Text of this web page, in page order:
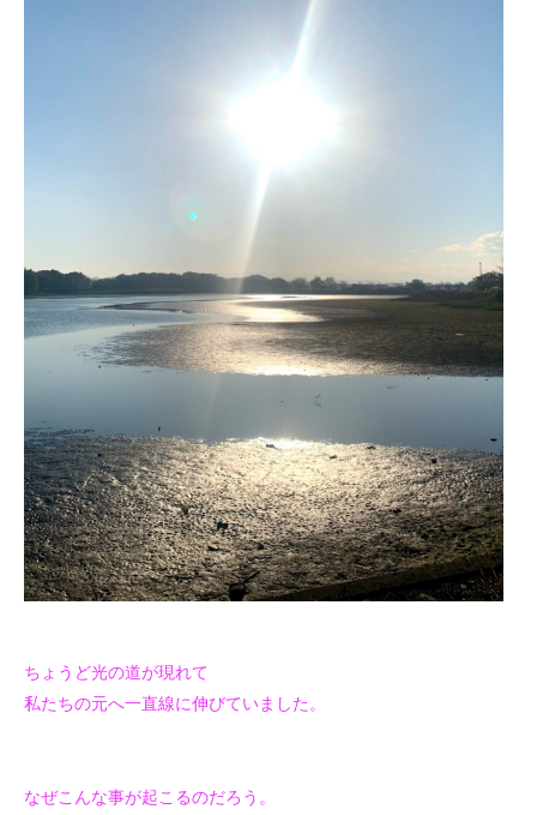
ちょうど光の道が現れて
私たちの元へ一直線に伸びていました。
なぜこんな事が起こるのだろう。